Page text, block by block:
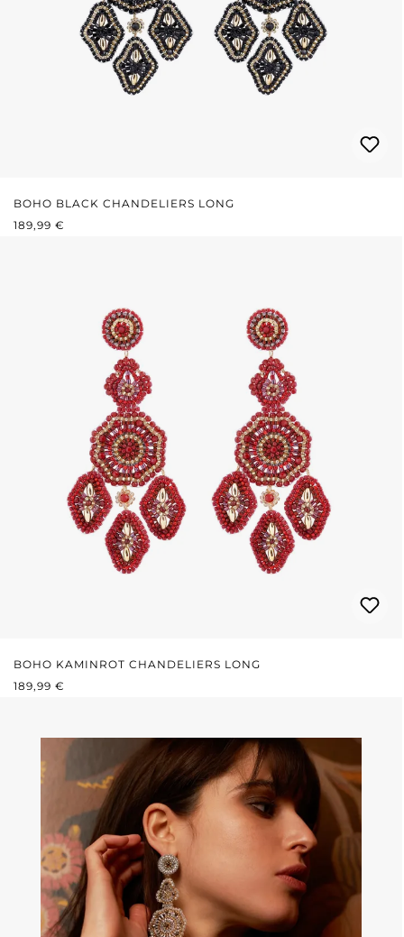
BOHO BLACK CHANDELIERS LONG
REGULÄRER PREIS:
189,99 €
BOHO KAMINROT CHANDELIERS LONG
REGULÄRER PREIS:
189,99 €